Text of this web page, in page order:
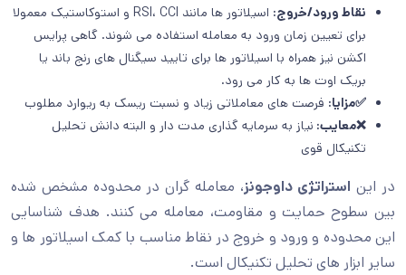
نقاط ورود/خروج:
اسیلاتور ها مانند RSI، CCI و استوکاستیک معمولا
برای تعیین زمان ورود به معامله استفاده می شوند. گاهی پرایس
اکشن نیز همراه با اسیلاتور ها برای تایید سیگنال های رنج باند یا
بریک اوت ها به کار می رود.
✅مزایا: فرصت های معاملاتی زیاد و نسبت ریسک به ریوارد مطلوب
❌معایب: نیاز به سرمایه گذاری مدت دار و البته دانش تحلیل
تکنیکال قوی
در این استراتژی داوجونز، معامله گران در محدوده مشخص شده
بین سطوح حمایت و مقاومت، معامله می کنند. هدف شناسایی
این محدوده و ورود و خروج در نقاط مناسب با کمک اسیلاتور ها و
سایر ابزار های تحلیل تکنیکال است.